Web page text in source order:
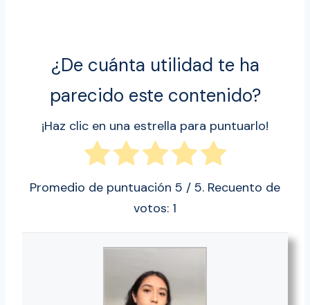
¿De cuánta utilidad te ha
parecido este contenido?
¡Haz clic en una estrella para puntuarlo!
Promedio de puntuación 5 / 5. Recuento de
votos: 1